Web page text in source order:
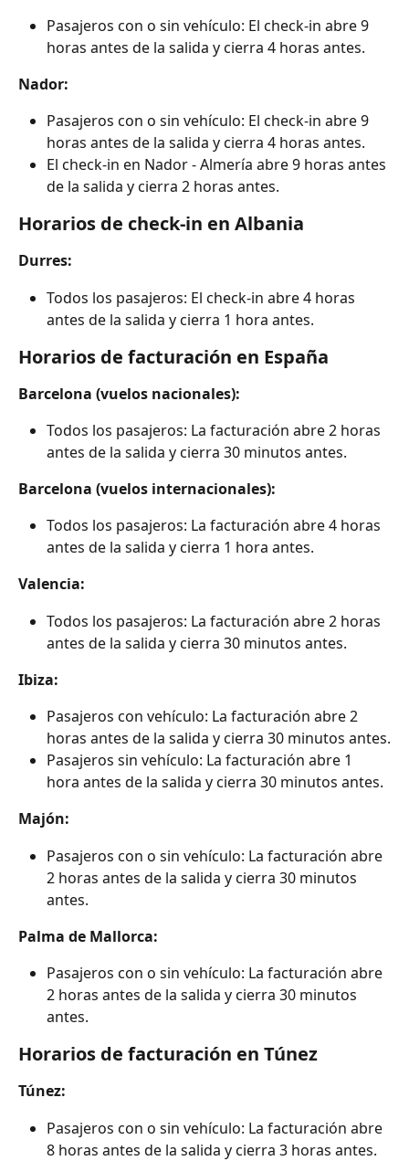
Pasajeros con o sin vehículo: El check-in abre 9
horas antes de la salida y cierra 4 horas antes.
Nador:
Pasajeros con o sin vehículo: El check-in abre 9
horas antes de la salida y cierra 4 horas antes.
El check-in en Nador - Almería abre 9 horas antes
de la salida y cierra 2 horas antes.
Horarios de check-in en Albania
Durres:
Todos los pasajeros: El check-in abre 4 horas
antes de la salida y cierra 1 hora antes.
Horarios de facturación en España
Barcelona (vuelos nacionales):
Todos los pasajeros: La facturación abre 2 horas
antes de la salida y cierra 30 minutos antes.
Barcelona (vuelos internacionales):
Todos los pasajeros: La facturación abre 4 horas
antes de la salida y cierra 1 hora antes.
Valencia:
Todos los pasajeros: La facturación abre 2 horas
antes de la salida y cierra 30 minutos antes.
Ibiza:
Pasajeros con vehículo: La facturación abre 2
horas antes de la salida y cierra 30 minutos antes.
Pasajeros sin vehículo: La facturación abre 1
hora antes de la salida y cierra 30 minutos antes.
Majón:
Pasajeros con o sin vehículo: La facturación abre
2 horas antes de la salida y cierra 30 minutos
antes.
Palma de Mallorca:
Pasajeros con o sin vehículo: La facturación abre
2 horas antes de la salida y cierra 30 minutos
antes.
Horarios de facturación en Túnez
Túnez:
Pasajeros con o sin vehículo: La facturación abre
8 horas antes de la salida y cierra 3 horas antes.